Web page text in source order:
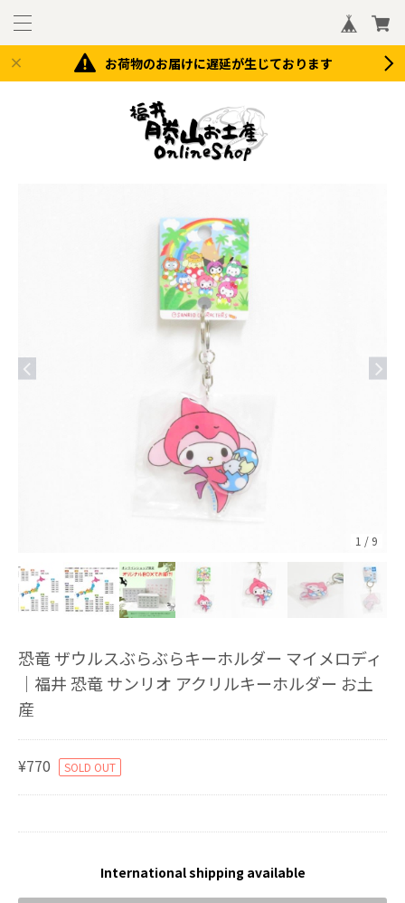
お荷物のお届けに遅延が生じております
1 / 9
恐竜 ザウルスぶらぶらキーホルダー マイメロディ
｜福井 恐竜 サンリオ アクリルキーホルダー お土
産
¥770 SOLD OUT
International shipping available